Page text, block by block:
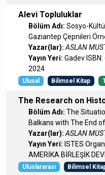
Alevi Topluluklar
Bölüm Adı: Sosyo-
Gaziantep Çepnileri
Yazar(lar): ASLAN
Yayın Yeri: Gadev
2024
Ulusal Bilimsel Kitap
The Research on
Bölüm Adı: The
Balkans with The End
Yazar(lar): ASLAN
Yayın Yeri: ISTES
AMERİKA BİRLEŞİK
Uluslararası Bilimsel